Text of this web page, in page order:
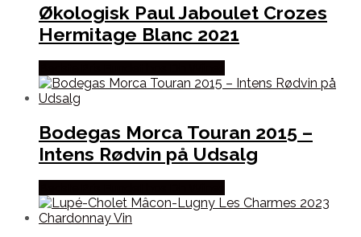
Økologisk Paul Jaboulet Crozes
Hermitage Blanc 2021
Bodegas Morca Touran 2015 –
Intens Rødvin på Udsalg